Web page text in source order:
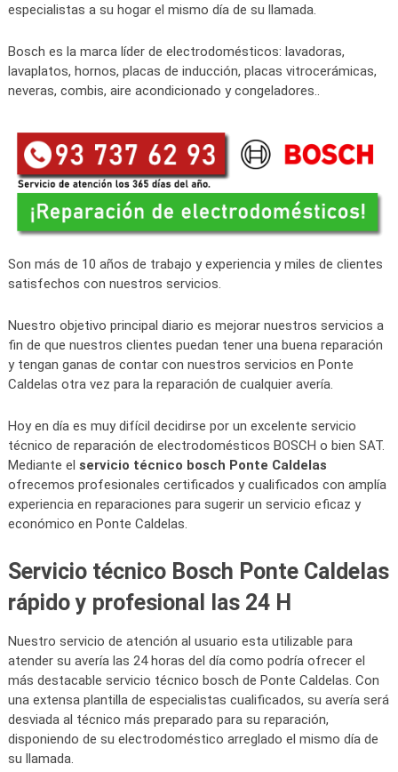
especialistas a su hogar el mismo día de su llamada.
Bosch es la marca líder de electrodomésticos: lavadoras,
lavaplatos, hornos, placas de inducción, placas vitrocerámicas,
neveras, combis, aire acondicionado y congeladores..
Son más de 10 años de trabajo y experiencia y miles de clientes
satisfechos con nuestros servicios.
Nuestro objetivo principal diario es mejorar nuestros servicios a
fin de que nuestros clientes puedan tener una buena reparación
y tengan ganas de contar con nuestros servicios en Ponte
Caldelas otra vez para la reparación de cualquier avería.
Hoy en día es muy difícil decidirse por un excelente servicio
técnico de reparación de electrodomésticos BOSCH o bien SAT.
Mediante el servicio técnico bosch Ponte Caldelas
ofrecemos profesionales certificados y cualificados con amplía
experiencia en reparaciones para sugerir un servicio eficaz y
económico en Ponte Caldelas.
Servicio técnico Bosch Ponte Caldelas
rápido y profesional las 24 H
Nuestro servicio de atención al usuario esta utilizable para
atender su avería las 24 horas del día como podría ofrecer el
más destacable servicio técnico bosch de Ponte Caldelas. Con
una extensa plantilla de especialistas cualificados, su avería será
desviada al técnico más preparado para su reparación,
disponiendo de su electrodoméstico arreglado el mismo día de
su llamada.